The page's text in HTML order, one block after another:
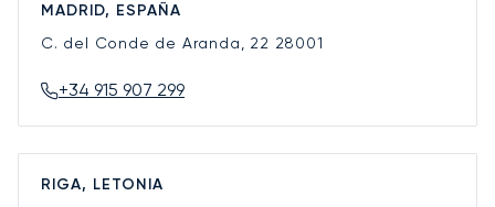
MADRID, ESPAÑA
C. del Conde de Aranda, 22 28001
+34 915 907 299
RIGA, LETONIA